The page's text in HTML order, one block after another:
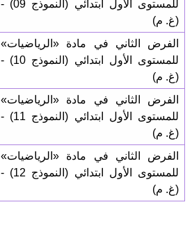
للمستوى الأول ابتدائي (النموذج 09) -
(غ. م)
الفرض الثاني في مادة «الرياضيات»
للمستوى الأول ابتدائي (النموذج 10) -
(غ. م)
الفرض الثاني في مادة «الرياضيات»
للمستوى الأول ابتدائي (النموذج 11) -
(غ. م)
الفرض الثاني في مادة «الرياضيات»
للمستوى الأول ابتدائي (النموذج 12) -
(غ. م)